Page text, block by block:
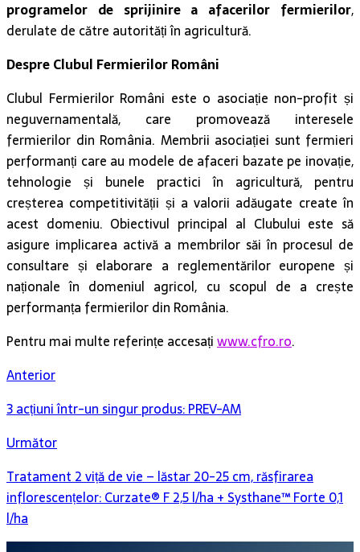
programelor de sprijinire a afacerilor fermierilor,
derulate de către autorități în agricultură.
Despre Clubul Fermierilor Români
Clubul Fermierilor Români este o asociație non-profit și
neguvernamentală, care promovează interesele
fermierilor din România. Membrii asociației sunt fermieri
performanți care au modele de afaceri bazate pe inovație,
tehnologie și bunele practici în agricultură, pentru
creșterea competitivității și a valorii adăugate create în
acest domeniu. Obiectivul principal al Clubului este să
asigure implicarea activă a membrilor săi în procesul de
consultare și elaborare a reglementărilor europene și
naționale în domeniul agricol, cu scopul de a crește
performanța fermierilor din România.
Pentru mai multe referințe accesațiwww.cfro.ro.
Anterior
3 acțiuni într-un singur produs: PREV-AM
Următor
Tratament 2 viță de vie – lăstar 20-25 cm, răsfirarea
inflorescențelor: Curzate® F 2,5 l/ha + Systhane™ Forte 0,1
l/ha